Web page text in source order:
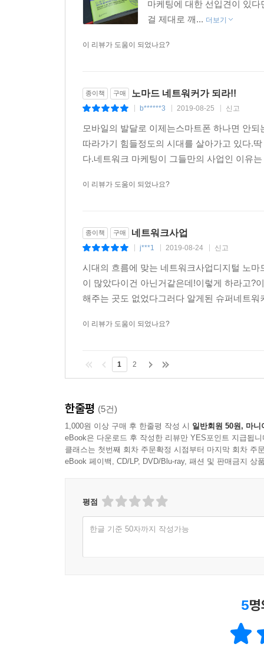
해서 이야기를 하는 이유도 그냥 아는 것과 제대
네트워크 마케팅의 본질을 제대로 알고 나면 네
팅을 다단계, 피라미드식으로 진행하고 복제시
지를 정확하게 아는 것이 무척 중요한 것이다.
네트워크 마케팅 방식은 합당하고 윤리적인 방
마케팅에 대한 선입견이 있
걸 제대로 깨... 더보기
이 리뷰가 도움이 되었나요?
종이책 구매 노마드 네트워커가 되라!!
b******3 2019-08-25 신고
모바일의 발달로 이제는스마트폰 하나면 안
따라가기 힘들정도의 시대를 살아가고 있다.
다.네트워크 마케팅이 그들만의 사업인 이유
이 리뷰가 도움이 되었나요?
종이책 구매 네트워크사업
j***1 2019-08-24 신고
시대의 흐름에 맞는 네트워크사업디지털 노
이 많았다이건 아닌거같은데!이렇게 하라고?
해주는 곳도 없었다그러다 알게된 슈퍼네트
이 리뷰가 도움이 되었나요?
1 2
한줄평 (5건)
1,000원 이상 구매 후 한줄평 작성 시 일반회원 50원, 마니
eBook은 다운로드 후 작성한 리뷰만 YES포인트 지급됩니
클래스는 첫번째 회차 주문확정 시점부터 마지막 회차 주
eBook 페이백, CD/LP, DVD/Blu-ray, 패션 및 판매금지 상
평점
한글 기준 50자까지 작성가능
5